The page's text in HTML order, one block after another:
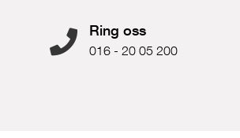
Ring oss
016 - 20 05 200